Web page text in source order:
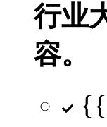
行业
容。
{{